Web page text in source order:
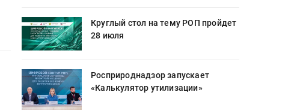
Круглый стол на тему РОП пройдет
28 июля
Росприроднадзор запускает
«Калькулятор утилизации»